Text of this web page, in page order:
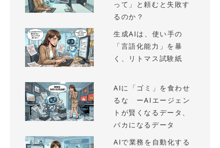
って」と頼むと失敗す
るのか？
生成AIは、使い手の
「言語化能力」を暴
く、リトマス試験紙
AIに「ゴミ」を食わせ
るな ーAIエージェン
トが賢くなるデータ、
バカになるデータ
AIで業務を自動化する